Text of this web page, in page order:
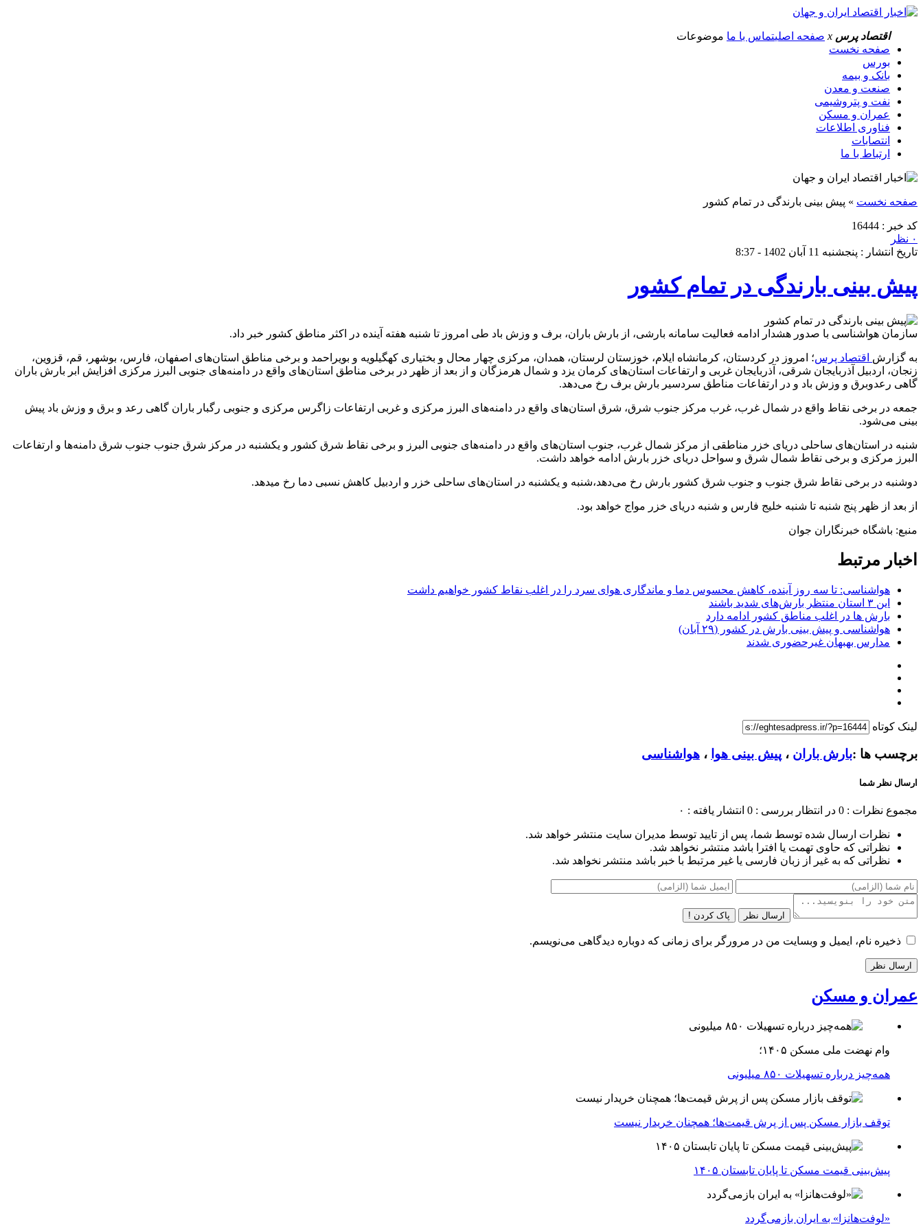
اقتصاد پرس x صفحه اصلیتماس با ما موضوعات
صفحه نخست
بورس
بانک و بیمه
صنعت و معدن
نفت و پتروشیمی
عمران و مسکن
فناوری اطلاعات
انتصابات
ارتباط با ما
صفحه نخست » پیش بینی بارندگی در تمام کشور
کد خبر : 16444
۰ نظر
تاریخ انتشار : پنجشنبه 11 آبان 1402 - 8:37
پیش بینی بارندگی در تمام کشور
سازمان هواشناسی با صدور هشدار ادامه فعالیت سامانه بارشی، از بارش باران، برف و وزش باد طی امروز تا شنبه هفته آینده در اکثر مناطق کشور خبر داد.
به گزارش اقتصاد پرس؛ امروز در کردستان، کرمانشاه ایلام، خوزستان لرستان، همدان، مرکزی چهار محال و بختیاری کهگیلویه و بویراحمد و برخی مناطق استان‌های اصفهان، فارس، بوشهر، قم، قزوین،
زنجان، اردبیل آذربایجان شرقی، آذربایجان غربی و ارتفاعات استان‌های کرمان یزد و شمال هرمزگان و از بعد از ظهر در برخی مناطق استان‌های واقع در دامنه‌های جنوبی البرز مرکزی افزایش ابر بارش باران
گاهی رعدوبرق و وزش باد و در ارتفاعات مناطق سردسیر بارش برف رخ می‌دهد.
جمعه در برخی نقاط واقع در شمال غرب، غرب مرکز جنوب شرق، شرق استان‌های واقع در دامنه‌های البرز مرکزی و غربی ارتفاعات زاگرس مرکزی و جنوبی رگبار باران گاهی رعد و برق و وزش باد پیش
بینی می‌شود.
شنبه در استان‌های ساحلی دریای خزر مناطقی از مرکز شمال غرب، جنوب استان‌های واقع در دامنه‌های جنوبی البرز و برخی نقاط شرق کشور و یکشنبه در مرکز شرق جنوب جنوب شرق دامنه‌ها و ارتفاعات
البرز مرکزی و برخی نقاط شمال شرق و سواحل دریای خزر بارش ادامه خواهد داشت.
دوشنبه در برخی نقاط شرق جنوب و جنوب شرق کشور بارش رخ می‌دهد،شنبه و یکشنبه در استان‌های ساحلی خزر و اردبیل کاهش نسبی دما رخ میدهد.
از بعد از ظهر پنج شنبه تا شنبه خلیج فارس و شنبه دریای خزر مواج خواهد بود.
منبع: باشگاه خبرنگاران جوان
اخبار مرتبط
هواشناسی: تا سه روز آینده، کاهش محسوس دما و ماندگاری هوای سرد را در اغلب نقاط کشور خواهیم داشت
این ۳ استان منتظر بارش‌های شدید باشند
بارش ها در اغلب مناطق کشور ادامه دارد
هواشناسی و پیش بینی بارش در کشور (۲۹ آبان)
مدارس بهبهان غیرحضوری شدند
لینک کوتاه
برچسب ها :بارش باران ، پیش بینی هوا ، هواشناسی
ارسال نظر شما
مجموع نظرات : 0 در انتظار بررسی : 0 انتشار یافته : ۰
نظرات ارسال شده توسط شما، پس از تایید توسط مدیران سایت منتشر خواهد شد.
نظراتی که حاوی تهمت یا افترا باشد منتشر نخواهد شد.
نظراتی که به غیر از زبان فارسی یا غیر مرتبط با خبر باشد منتشر نخواهد شد.
ارسال نظر پاک کردن !
ذخیره نام، ایمیل و وبسایت من در مرورگر برای زمانی که دوباره دیدگاهی می‌نویسم.
عمران و مسکن
وام نهضت ملی مسکن ۱۴۰۵؛
همه‌چیز درباره تسهیلات ۸۵۰ میلیونی
توقف بازار مسکن پس از پرش قیمت‌ها؛ همچنان خریدار نیست
پیش‌بینی قیمت مسکن تا پایان تابستان ۱۴۰۵
«لوفت‌هانزا» به ایران بازمی‌گردد